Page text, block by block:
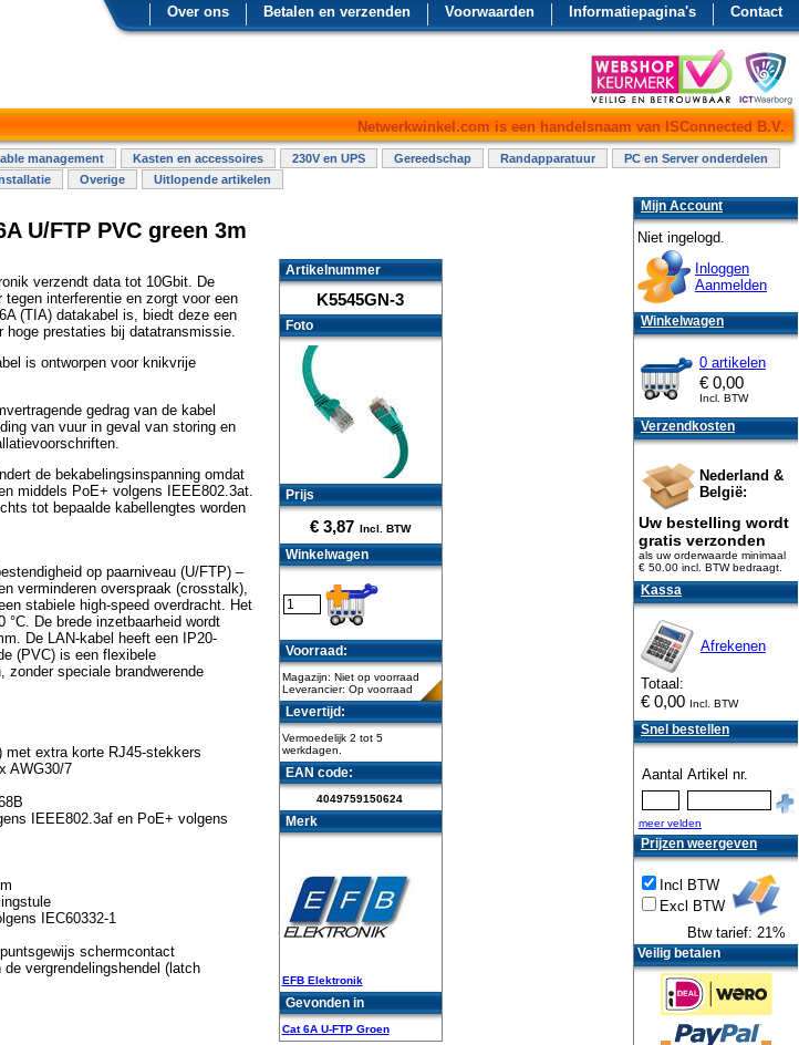
Contact
Informatiepagina's
Voorwaarden
Betalen en verzenden
Over ons
Netwerkwinkel.com is een handelsnaam van ISConnected B.V.
management Kasten en accessoires 230V en UPS Gereedschap Randapparatuur
PC en Server onderdelen
Overige Uitlopende artikelen
U/FTP PVC green 3m
Artikelnummer
K5545GN-3
Foto
Prijs
€ 3,87 Incl. BTW
Winkelwagen
Voorraad:
Magazijn: Niet op voorraad
Leverancier: Op voorraad
Levertijd:
Vermoedelijk 2 tot 5
werkdagen.
EAN code:
4049759150624
Merk
EFB Elektronik
Gevonden in
Cat 6A U-FTP Groen
verzendt data tot 10Gbit. De
interferentie en zorgt voor een
(TIA) datakabel is, biedt deze een
prestaties bij datatransmissie.
is ontworpen voor knikvrije
gedrag van de kabel
van vuur in geval van storing en
de bekabelingsinspanning omdat
middels PoE+ volgens IEEE802.3at.
tot bepaalde kabellengtes worden
op paarniveau (U/FTP) –
verminderen overspraak (crosstalk),
stabiele high-speed overdracht. Het
De brede inzetbaarheid wordt
De LAN-kabel heeft een IP20-
(PVC) is een flexibele
zonder speciale brandwerende
met extra korte RJ45-stekkers
AWG30/7
IEEE802.3af en PoE+ volgens
IEC60332-1
schermcontact
vergrendelingshendel (latch
Mijn Account
Niet ingelogd.
Inloggen
Aanmelden
Winkelwagen
0 artikelen
€ 0,00
Incl. BTW
Verzendkosten
Nederland &
België:
Uw bestelling wordt
gratis verzonden
als uw orderwaarde minimaal
€ 50.00 incl. BTWbedraagt.
Kassa
Afrekenen
Totaal:
€ 0,00 Incl. BTW
Snel bestellen
Aantal Artikel nr.
meer velden
Prijzen weergeven
Incl BTW
Excl BTW
Btw tarief: 21%
Veilig betalen